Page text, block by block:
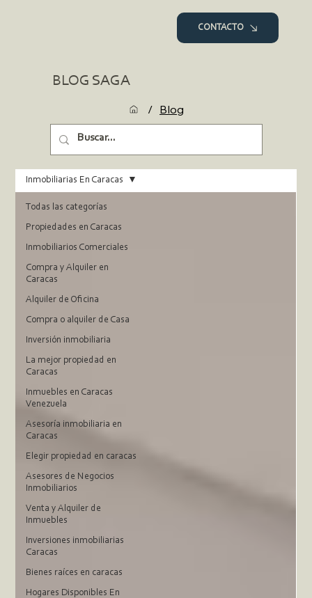
CONTACTO
BLOG SAGA
/ Blog
Todas las categorías
Propiedades en Caracas
Inmobiliarios Comerciales
Compra y Alquiler en
Caracas
Alquiler de Oficina
Compra o alquiler de Casa
Inversión inmobiliaria
La mejor propiedad en
Caracas
Inmuebles en Caracas
Venezuela
Asesoría inmobiliaria en
Caracas
Elegir propiedad en caracas
Asesores de Negocios
Inmobiliarios
Venta y Alquiler de
Inmuebles
Inversiones inmobiliarias
Caracas
Bienes raíces en caracas
Hogares Disponibles En
Inmobiliarias En Caracas